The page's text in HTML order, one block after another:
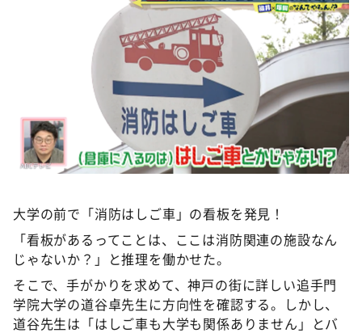
大学の前で「消防はしご車」の看板を発見！
「看板があるってことは、ここは消防関連の施設なん
じゃないか？」と推理を働かせた。
そこで、手がかりを求めて、神戸の街に詳しい追手門
学院大学の道谷卓先生に方向性を確認する。しかし、
道谷先生は「はしご車も大学も関係ありません」とバ